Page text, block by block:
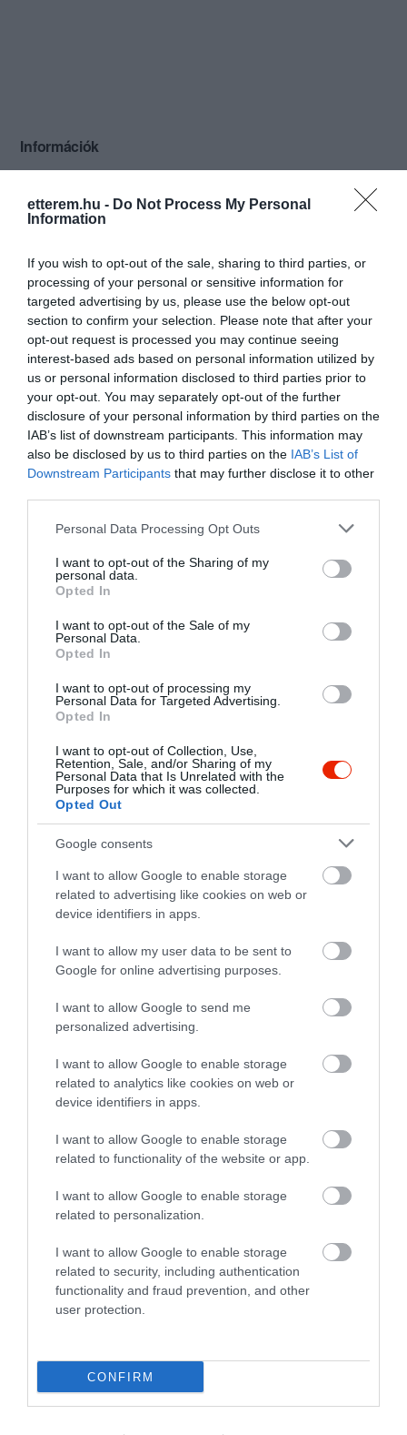
etterem.hu - Do Not Process My Personal
Information
If you wish to opt-out of the sale, sharing to third parties, or
processing of your personal or sensitive information for
targeted advertising by us, please use the below opt-out
section to confirm your selection. Please note that after your
opt-out request is processed you may continue seeing
interest-based ads based on personal information utilized by
us or personal information disclosed to third parties prior to
your opt-out. You may separately opt-out of the further
disclosure of your personal information by third parties on the
IAB’s list of downstream participants. This information may
also be disclosed by us to third parties on the IAB’s List of
Downstream Participants that may further disclose it to other
Please note that this website/app uses one or more Google
not limited to your visit or usage behaviour. You may click to
grant or deny consent to Google and its third-party tags to
use your data for below specified purposes in below Google
consent section.
Personal Data Processing Opt Outs
I want to opt-out of the Sharing of my
personal data.
Opted In
I want to opt-out of the Sale of my
Personal Data.
Opted In
I want to opt-out of processing my
Personal Data for Targeted Advertising.
Opted In
I want to opt-out of Collection, Use,
Retention, Sale, and/or Sharing of my
Personal Data that Is Unrelated with the
Purposes for which it was collected.
Opted Out
Google consents
I want to allow Google to enable storage
related to advertising like cookies on web or
device identifiers in apps.
I want to allow my user data to be sent to
Google for online advertising purposes.
I want to allow Google to send me
personalized advertising.
I want to allow Google to enable storage
related to analytics like cookies on web or
device identifiers in apps.
I want to allow Google to enable storage
related to functionality of the website or app.
I want to allow Google to enable storage
related to personalization.
I want to allow Google to enable storage
related to security, including authentication
functionality and fraud prevention, and other
user protection.
CONFIRM
Információk
Konyha típus:
Erzsébet utalvány, Le cheque dej.,
Sodexo Pass
Felszereltség:
Melegétel
Rólunk:
A Tomatti Étterem és Pizzéria 2008
márciusa óta várja a pizzára és finom
ételekre vágyókat. Nálunk nem csak
arra van lehetőség, hogy kedvenc
ételeidet, a legfrissebb és legjobb
alapanyagokból, kellemes környezetben
fogyaszd, hanem, ha éppen úgy tartja
házhoz is szállítjuk. És ha életedben
olyan esemény történik, amit a
megosztani, keress minket bátran,
Mutass többet
2045 Törökbálint, Károlyi Mihály Utca 2.
kapcsolat_@tomatti.hu
Probléma jelentése